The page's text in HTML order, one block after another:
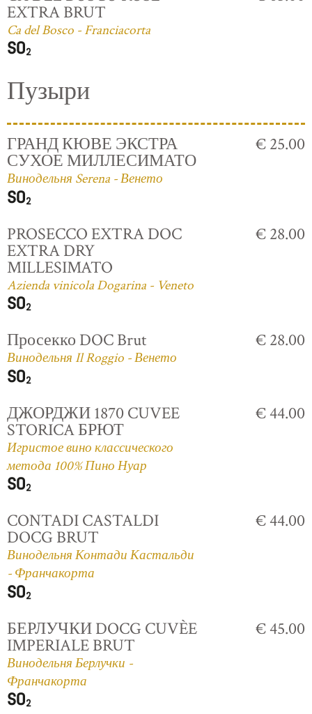
EXTRA BRUT
Ca del Bosco - Franciacorta
Пузыри
ГРАНД КЮВЕ ЭКСТРА
СУХОЕ МИЛЛЕСИМАТО
Винодельня Serena - Венето
€ 25.00
PROSECCO EXTRA DOC
EXTRA DRY
MILLESIMATO
Azienda vinicola Dogarina - Veneto
€ 28.00
Просекко DOC Brut
Винодельня Il Roggio - Венето
€ 28.00
ДЖОРДЖИ 1870 CUVEE
STORICA БРЮТ
Игристое вино классического
метода 100% Пино Нуар
€ 44.00
CONTADI CASTALDI
DOCG BRUT
Винодельня Контади Кастальди
- Франчакорта
€ 44.00
БЕРЛУЧКИ DOCG CUVÈE
IMPERIALE BRUT
Винодельня Берлучки -
Франчакорта
€ 45.00